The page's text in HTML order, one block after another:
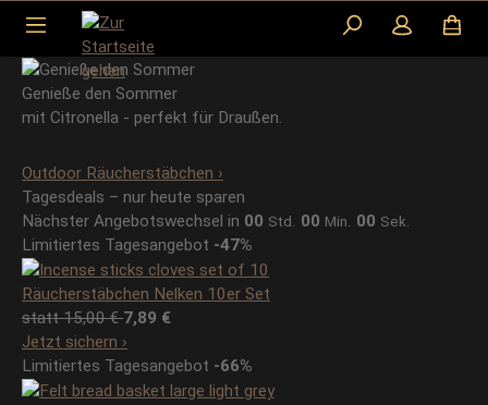
Zum Hauptinhalt springen
Genieße den Sommer
mit Citronella - perfekt für Draußen.
Outdoor Räucherstäbchen ›
Tagesdeals – nur heute sparen
Nächster Angebotswechsel in 00 Std. 00 Min. 00 Sek.
Limitiertes Tagesangebot -47%
Räucherstäbchen Nelken 10er Set
statt 15,00 €7,89 €
Jetzt sichern ›
Limitiertes Tagesangebot -66%